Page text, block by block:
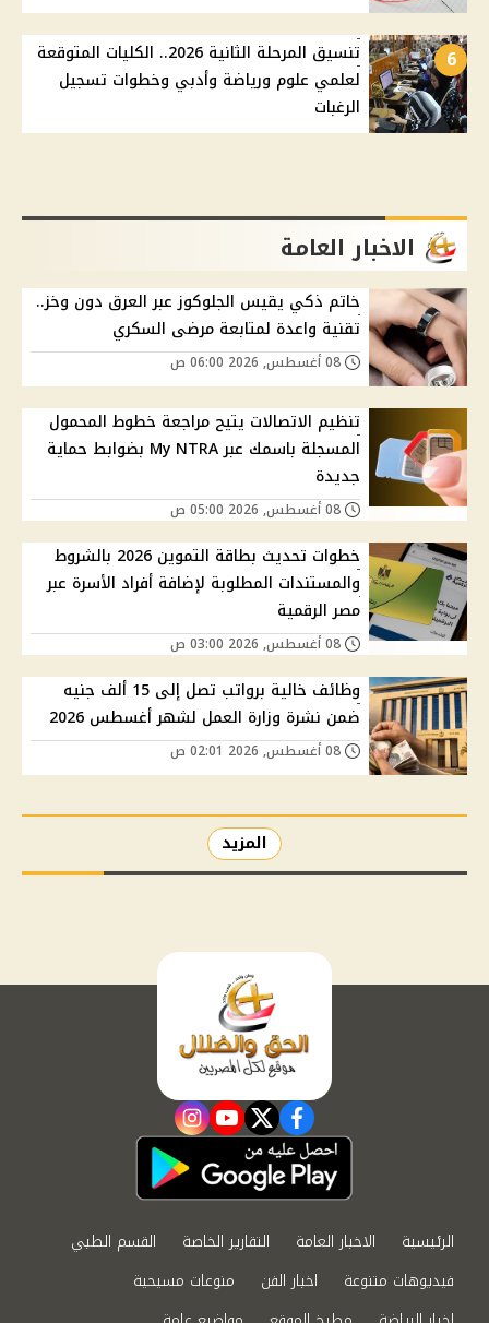
6
تنسيق المرحلة الثانية 2026.. الكليات المتوقعة
لعلمي علوم ورياضة وأدبي وخطوات تسجيل
الرغبات
الاخبار العامة
خاتم ذكي يقيس الجلوكوز عبر العرق دون وخز..
تقنية واعدة لمتابعة مرضى السكري
تنظيم الاتصالات يتيح مراجعة خطوط المحمول
المسجلة باسمك عبر My NTRA بضوابط حماية
جديدة
خطوات تحديث بطاقة التموين 2026 بالشروط
والمستندات المطلوبة لإضافة أفراد الأسرة عبر
مصر الرقمية
وظائف خالية برواتب تصل إلى 15 ألف جنيه
ضمن نشرة وزارة العمل لشهر أغسطس 2026
المزيد
facebook
twitter
youtube
instagram
الرئيسية الاخبار العامة التقارير الخاصة
القسم الطبي
فيديوهات متنوعة
اخبار الفن
منوعات مسيحية